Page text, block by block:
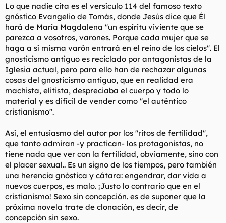
Lo que nadie cita es el versículo 114 del famoso texto
gnóstico Evangelio de Tomás, donde Jesús dice que Él
hará de María Magdalena "un espíritu viviente que se
parezca a vosotros, varones. Porque cada mujer que se
haga a sí misma varón entrará en el reino de los cielos". El
gnosticismo antiguo es reciclado por antagonistas de la
Iglesia actual, pero para ello han de rechazar algunas
cosas del gnosticismo antiguo, que en realidad era
machista, elitista, despreciaba el cuerpo y todo lo
material y es difícil de vender como "el auténtico
cristianismo".
Así, el entusiasmo del autor por los "ritos de fertilidad",
que tanto admiran -y practican- los protagonistas, no
tiene nada que ver con la fertilidad, obviamente, sino con
el placer sexual.. Es un signo de los tiempos, pero también
una herencia gnóstica y cátara: engendrar, dar vida a
nuevos cuerpos, es malo. ¡Justo lo contrario que en el
cristianismo! Sexo sin concepción. es de suponer que la
próxima novela trate de clonación, es decir, de
concepción sin sexo.